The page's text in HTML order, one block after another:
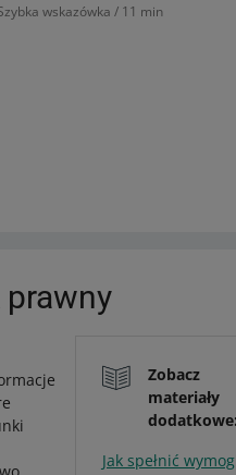
wskazówka / 11 min
Zobacz
materiały
dodatkowe:
Jak spełnić